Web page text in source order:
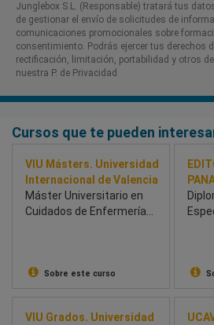
Junglebox S.L. (Responsable) tratará tus
de gestionar el envío de solicitudes de
comunicaciones promocionales sobre
consentimiento. Podrás ejercer tus derechos
rectificación, limitación, portabilidad y otros
nuestra P. de Privacidad​
Cursos que te pueden
VIU Másters. Universidad
Internacional de Valencia
Máster Universitario en
Cuidados de Enfermería
Sobre este curso
VIU Grados. Universidad